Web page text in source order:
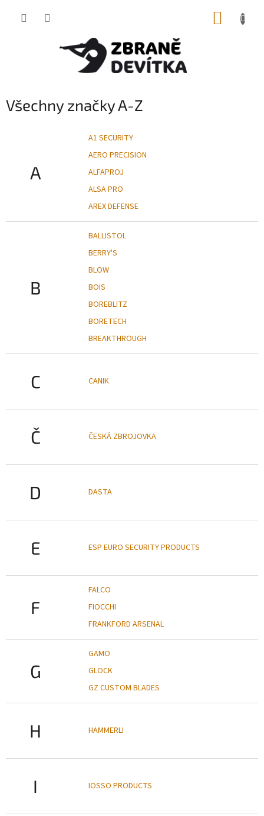
Všechny značky A-Z
A
A1 SECURITY
AERO PRECISION
ALFAPROJ
ALSA PRO
AREX DEFENSE
B
BALLISTOL
BERRY'S
BLOW
BOIS
BOREBLITZ
BORETECH
BREAKTHROUGH
C CANIK
Č ČESKÁ ZBROJOVKA
D DASTA
E ESP EURO SECURITY PRODUCTS
F
FALCO
FIOCCHI
FRANKFORD ARSENAL
G
GAMO
GLOCK
GZ CUSTOM BLADES
H HAMMERLI
I IOSSO PRODUCTS